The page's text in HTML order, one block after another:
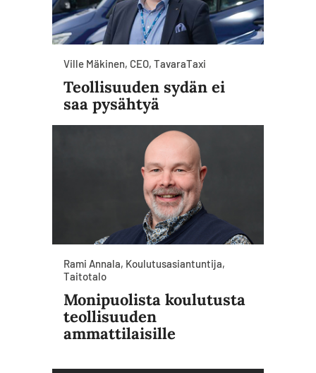
Ville Mäkinen, CEO, TavaraTaxi
Teollisuuden sydän ei
saa pysähtyä
Rami Annala, Koulutusasiantuntija,
Taitotalo
Monipuolista koulutusta
teollisuuden
ammattilaisille